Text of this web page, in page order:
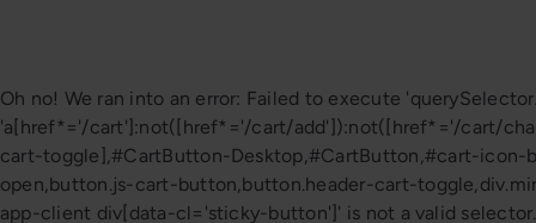
Oh no! We ran into an error: Failed to execute
'a[href*='/cart']:not([href*='/cart/add']):not([href*='/cart/
cart-toggle],#CartButton-Desktop,#CartButton,#cart-
open,button.js-cart-button,button.header-cart-
app-client div[data-cl='sticky-button']' is not a valid selector.